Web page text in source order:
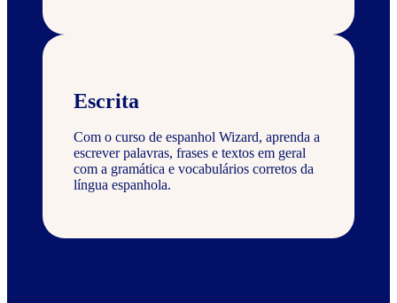
Escrita
Com o curso de espanhol Wizard, aprenda a
escrever palavras, frases e textos em geral
com a gramática e vocabulários corretos da
língua espanhola.